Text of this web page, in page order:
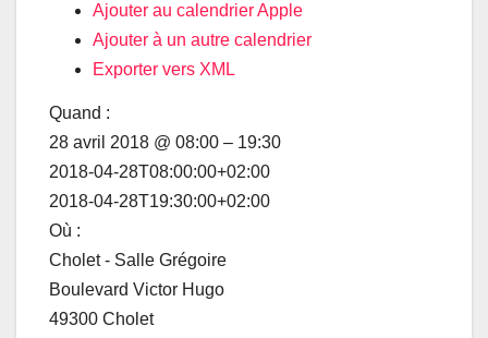
Ajouter au calendrier Apple
Ajouter à un autre calendrier
Exporter vers XML
Impossible de charger Google Maps
correctement sur cette page.
Ce site Web vous appartient ?
Quand :
28 avril 2018 @ 08:00 – 19:30
2018-04-28T08:00:00+02:00
2018-04-28T19:30:00+02:00
Où :
Cholet - Salle Grégoire
Boulevard Victor Hugo
49300 Cholet